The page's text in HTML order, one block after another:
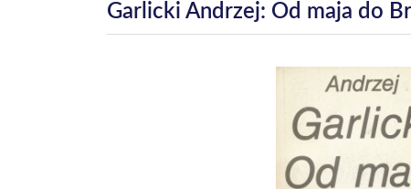
Garlicki Andrzej: Od maja do